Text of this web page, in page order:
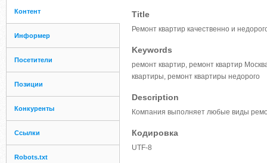
Контент
Информер
Посетители
Позиции
Конкуренты
Ссылки
Robots.txt
Title
Ремонт квартир качественно и
Keywords
ремонт квартир, ремонт квартир
квартиры, ремонт квартиры недорого
Description
Компания выполняет любые виды
Кодировка
UTF-8